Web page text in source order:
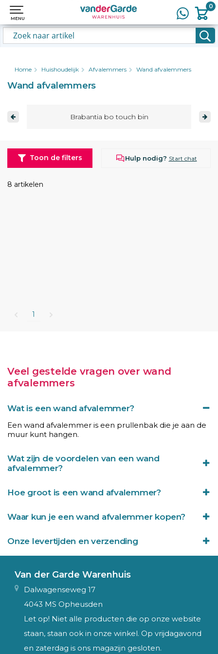
0
MENU
0
MENU
Home Huishoudelijk Afvalemmers Wand afvalemmers
Wand afvalemmers
Brabantia bo touch bin
Hulp nodig? Start chat
8 artikelen
1
Toon de filters
Veel gestelde vragen over wand
afvalemmers
Wat is een wand afvalemmer?
Een wand afvalemmer is een prullenbak die je aan de
muur kunt hangen.
Wat zijn de voordelen van een wand
afvalemmer?
Hoe groot is een wand afvalemmer?
Waar kun je een wand afvalemmer kopen?
Onze levertijden en verzending
Van der Garde Warenhuis
Dalwagenseweg 17
4043 MS Opheusden
Let op! Niet alle producten die op onze website
staan, staan ook in onze winkel. Op vrijdagavond
en zaterdag is ons magazijn gesloten.